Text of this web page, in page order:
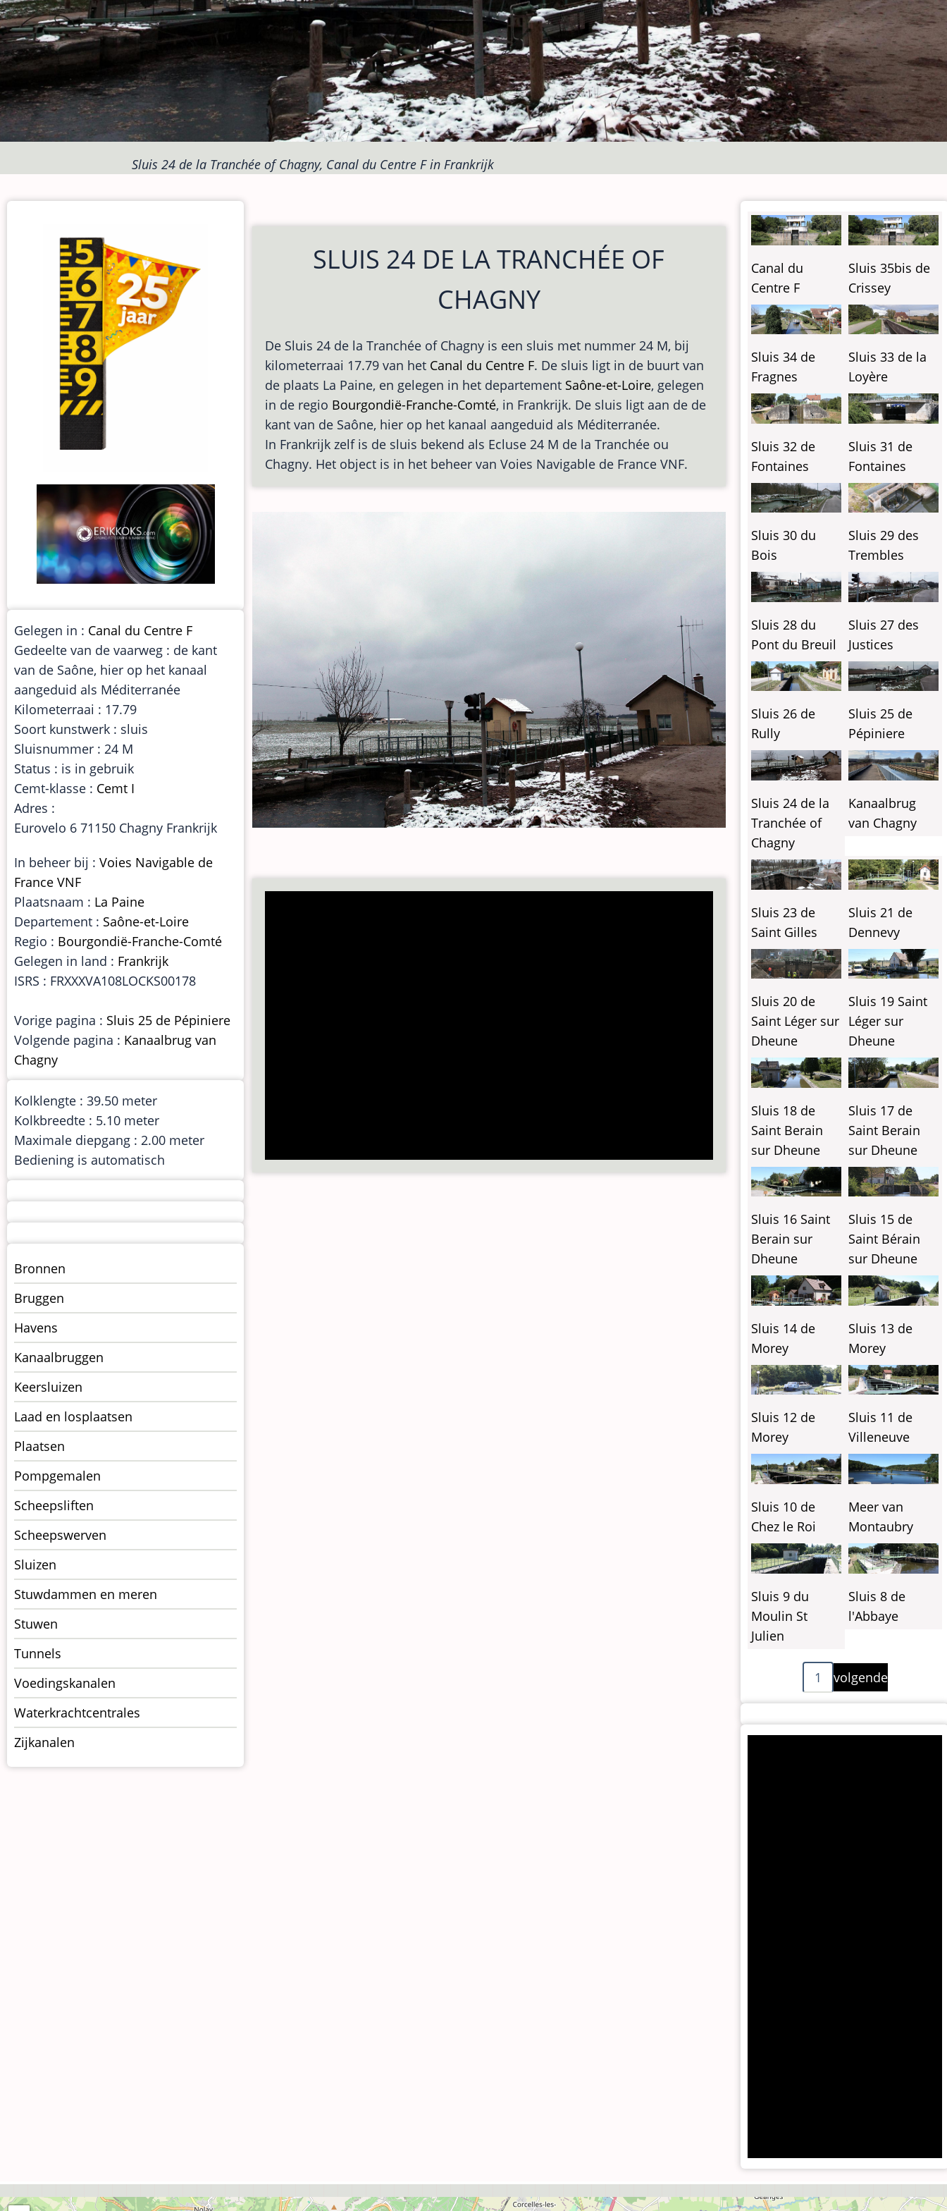
Sluis 24 de la Tranchée of Chagny, Canal du Centre F in Frankrijk
SLUIS 24 DE LA TRANCHÉE OF
CHAGNY
De Sluis 24 de la Tranchée of Chagny is een sluis met nummer 24 M, bij
kilometerraai 17.79 van het Canal du Centre F. De sluis ligt in de buurt van
de plaats La Paine, en gelegen in het departement Saône-et-Loire, gelegen
in de regio Bourgondië-Franche-Comté, in Frankrijk. De sluis ligt aan de de
kant van de Saône, hier op het kanaal aangeduid als Méditerranée.
In Frankrijk zelf is de sluis bekend als Ecluse 24 M de la Tranchée ou
Chagny. Het object is in het beheer van Voies Navigable de France VNF.
Gelegen in : Canal du Centre F
Gedeelte van de vaarweg : de kant
van de Saône, hier op het kanaal
aangeduid als Méditerranée
Kilometerraai : 17.79
Soort kunstwerk : sluis
Sluisnummer : 24 M
Status : is in gebruik
Cemt-klasse : Cemt I
Adres :
Eurovelo 6 71150 Chagny Frankrijk
In beheer bij : Voies Navigable de
France VNF
Plaatsnaam : La Paine
Departement : Saône-et-Loire
Regio : Bourgondië-Franche-Comté
Gelegen in land : Frankrijk
ISRS : FRXXXVA108LOCKS00178
Vorige pagina : Sluis 25 de Pépiniere
Volgende pagina : Kanaalbrug van
Chagny
Kolklengte : 39.50 meter
Kolkbreedte : 5.10 meter
Maximale diepgang : 2.00 meter
Bediening is automatisch
Menu
kunstwerken
op
kunstwerkpagina
Bronnen
Bruggen
Havens
Kanaalbruggen
Keersluizen
Laad en losplaatsen
Plaatsen
Pompgemalen
Scheepsliften
Scheepswerven
Sluizen
Stuwdammen en meren
Stuwen
Tunnels
Voedingskanalen
Waterkrachtcentrales
Zijkanalen
Canal du
Centre F
Sluis 35bis de
Crissey
Sluis 34 de
Fragnes
Sluis 33 de la
Loyère
Sluis 32 de
Fontaines
Sluis 31 de
Fontaines
Sluis 30 du
Bois
Sluis 29 des
Trembles
Sluis 28 du
Pont du Breuil
Sluis 27 des
Justices
Sluis 26 de
Rully
Sluis 25 de
Pépiniere
Sluis 24 de la
Tranchée of
Chagny
Kanaalbrug
van Chagny
Sluis 23 de
Saint Gilles
Sluis 21 de
Dennevy
Sluis 20 de
Saint Léger sur
Dheune
Sluis 19 Saint
Léger sur
Dheune
Sluis 18 de
Saint Berain
sur Dheune
Sluis 17 de
Saint Berain
sur Dheune
Sluis 16 Saint
Berain sur
Dheune
Sluis 15 de
Saint Bérain
sur Dheune
Sluis 14 de
Morey
Sluis 13 de
Morey
Sluis 12 de
Morey
Sluis 11 de
Villeneuve
Sluis 10 de
Chez le Roi
Meer van
Montaubry
Sluis 9 du
Moulin St
Julien
Sluis 8 de
l'Abbaye
Paginering
1
Volgende
pagina
volgende